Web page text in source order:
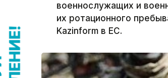
военнослужащих и
их ротационного
Kazinform в ЕС.